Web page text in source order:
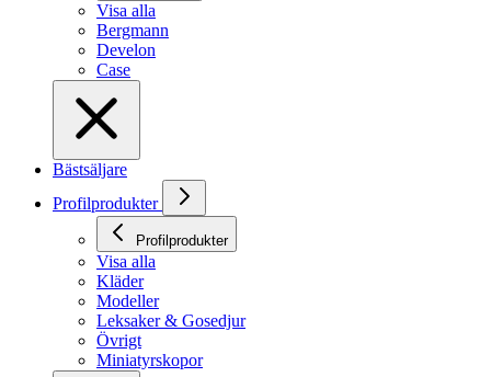
Visa alla
Bergmann
Develon
Case
Bästsäljare
Profilprodukter
Profilprodukter
Visa alla
Kläder
Modeller
Leksaker & Gosedjur
Övrigt
Miniatyrskopor